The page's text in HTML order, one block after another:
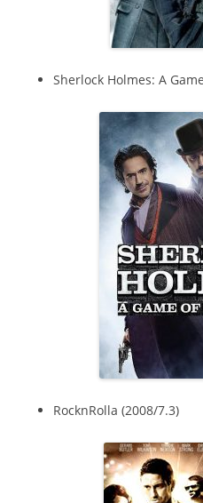
Sherlock Holmes: A
RocknRolla (2008/7.3)